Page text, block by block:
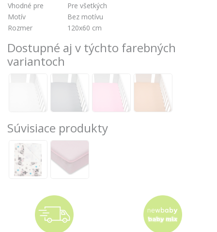
Vhodné pre
Pre všetkých
Motív
Bez motívu
Rozmer
120x60 cm
Dostupné aj v týchto farebných
variantoch
Súvisiace produkty